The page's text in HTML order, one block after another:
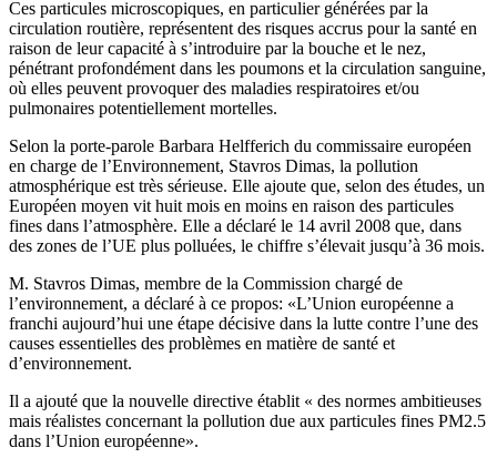
Ces particules microscopiques, en particulier générées par la
circulation routière, représentent des risques accrus pour la santé en
raison de leur capacité à s’introduire par la bouche et le nez,
pénétrant profondément dans les poumons et la circulation sanguine,
où elles peuvent provoquer des maladies respiratoires et/ou
pulmonaires potentiellement mortelles.
Selon la porte-parole Barbara Helfferich du commissaire européen
en charge de l’Environnement, Stavros Dimas, la pollution
atmosphérique est très sérieuse. Elle ajoute que, selon des études, un
Européen moyen vit huit mois en moins en raison des particules
fines dans l’atmosphère. Elle a déclaré le 14 avril 2008 que, dans
des zones de l’UE plus polluées, le chiffre s’élevait jusqu’à 36 mois.
M. Stavros Dimas, membre de la Commission chargé de
l’environnement, a déclaré à ce propos: «L’Union européenne a
franchi aujourd’hui une étape décisive dans la lutte contre l’une des
causes essentielles des problèmes en matière de santé et
d’environnement.
Il a ajouté que la nouvelle directive établit « des normes ambitieuses
mais réalistes concernant la pollution due aux particules fines PM2.5
dans l’Union européenne».